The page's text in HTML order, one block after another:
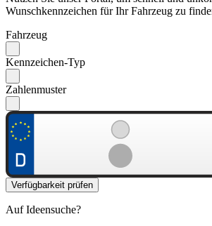
Wunschkennzeichen für Ihr Fahrzeug zu
Fahrzeug
Kennzeichen-Typ
Zahlenmuster
Verfügbarkeit prüfen
Auf Ideensuche?